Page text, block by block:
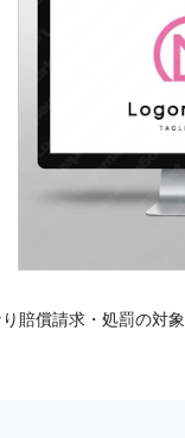
賠償請求・処罰の対象